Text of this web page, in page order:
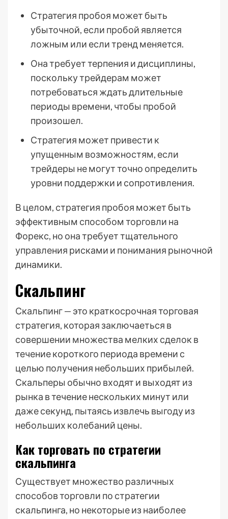
Стратегия пробоя может быть
убыточной, если пробой является
ложным или если тренд меняется.
Она требует терпения и дисциплины,
поскольку трейдерам может
потребоваться ждать длительные
периоды времени, чтобы пробой
произошел.
Стратегия может привести к
упущенным возможностям, если
трейдеры не могут точно определить
уровни поддержки и сопротивления.
В целом, стратегия пробоя может быть
эффективным способом торговли на
Форекс, но она требует тщательного
управления рисками и понимания рыночной
динамики.
Скальпинг
Скальпинг — это краткосрочная торговая
стратегия, которая заключаеться в
совершении множества мелких сделок в
течение короткого периода времени с
целью получения небольших прибылей.
Скальперы обычно входят и выходят из
рынка в течение нескольких минут или
даже секунд, пытаясь извлечь выгоду из
небольших колебаний цены.
Как торговать по стратегии
скальпинга
Существует множество различных
способов торговли по стратегии
скальпинга, но некоторые из наиболее